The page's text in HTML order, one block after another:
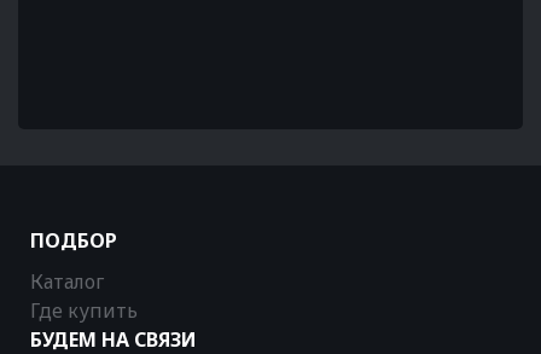
ПОДБОР
Каталог
Где купить
БУДЕМ НА СВЯЗИ